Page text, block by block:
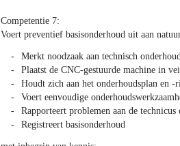
Competentie 7:
Voert preventief basisonderhoud uit aan
Merkt noodzaak aan technisch
Plaatst de CNC-gestuurde machine in
Houdt zich aan het onderhoudsplan en -
Voert eenvoudige
Rapporteert problemen aan de
Registreert basisonderhoud